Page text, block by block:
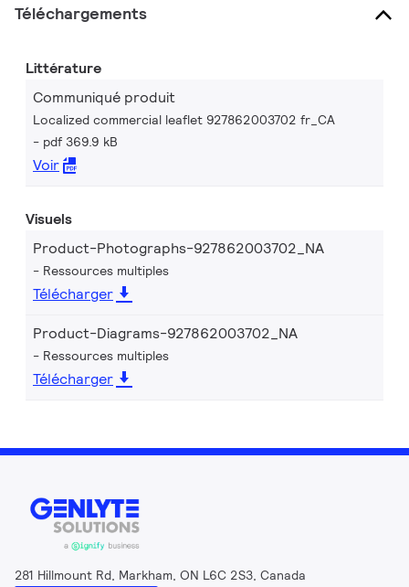
Téléchargements
Littérature
Communiqué produit
Localized commercial leaflet 927862003702 fr_CA
pdf 369.9 kB
Voir
Visuels
Product-Photographs-927862003702_NA
Ressources multiples
Télécharger
Product-Diagrams-927862003702_NA
Ressources multiples
Télécharger
281 Hillmount Rd, Markham, ON L6C 2S3, Canada